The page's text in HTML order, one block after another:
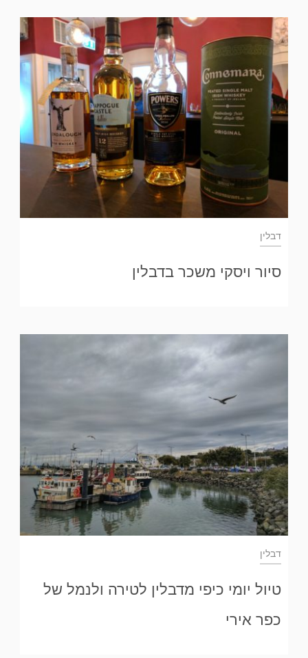
דבלין
סיור ויסקי משכר בדבלין
דבלין
טיול יומי כיפי מדבלין לטירה ולנמל של
כפר אירי